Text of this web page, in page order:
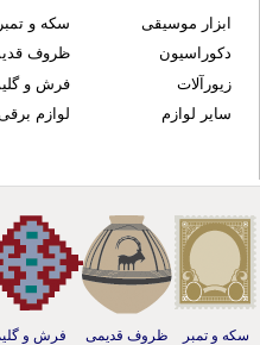
ابزار موسیقی
دکوراسیون
زیورآلات
سایر لوازم
سکه و تمبر
ظروف قدیمی
فرش و گلیم
لوازم برقی
و تمبر ظروف قدیمی فرش و گلیم